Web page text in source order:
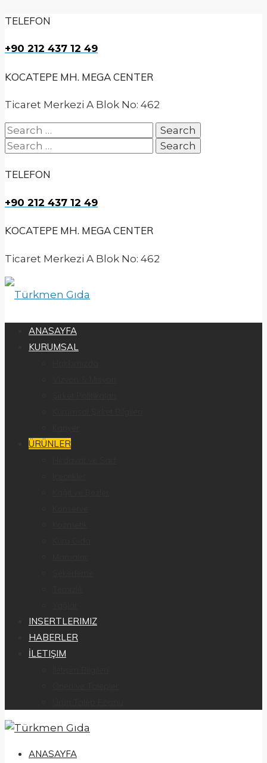
TELEFON
+90 212 437 12 49
KOCATEPE MH. MEGA CENTER
Ticaret Merkezi A Blok No: 462
Search
for:
Search
TELEFON
+90 212 437 12 49
KOCATEPE MH. MEGA CENTER
Ticaret Merkezi A Blok No: 462
ANASAYFA
KURUMSAL
ÜRÜNLER
INSERTLERIMIZ
HABERLER
İLETIŞIM
ANASAYFA